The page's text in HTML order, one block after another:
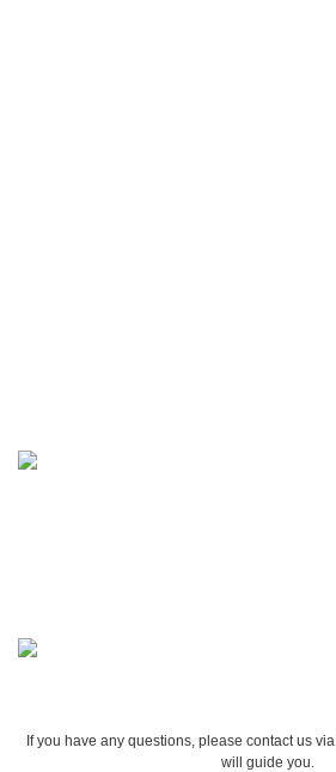
If you have any questions, please contact us
will guide you.